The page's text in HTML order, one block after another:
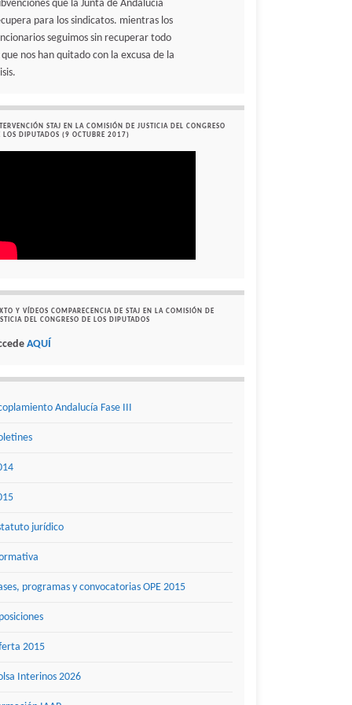
que la Junta de Andalucía
para los sindicatos. mientras los
seguimos sin recuperar todo
que nos han quitado con la excusa de la
STAJ EN LA COMISIÓN DE JUSTICIA DEL CONGRESO
LOS DIPUTADOS (9 OCTUBRE 2017)
Y VÍDEOS COMPARECENCIA DE STAJ EN LA COMISIÓN DE
DEL CONGRESO DE LOS DIPUTADOS
AQUÍ
Andalucía Fase III
jurídico
programas y convocatorias OPE 2015
2015
Interinos 2026